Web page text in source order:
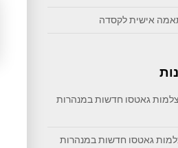
גאטסו חדשות במנהרות
גאטסו חדשות במנהרות